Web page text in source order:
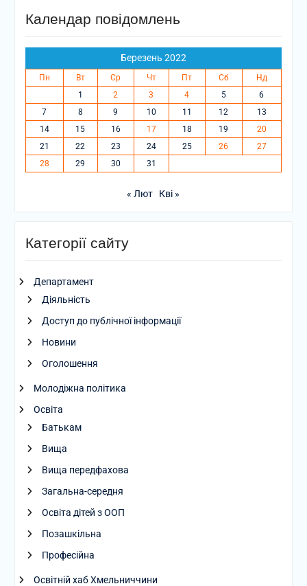
Календар повідомлень
Березень 2022
Пн Вт Ср Чт Пт Сб
Нд
1
2 3 4 5
6
7
8 9 10 11 12
13
14
15 16 17 18 19
20
21
22 23 24 25 26
27
28
29 30 31
« Лют Кві »
Категорії сайту
Департамент
Діяльність
Доступ до публічної інформації
Новини
Оголошення
Молодіжна політика
Освіта
Батькам
Вища
Вища передфахова
Загальна-середня
Освіта дітей з ООП
Позашкільна
Професійна
Освітній хаб Хмельниччини